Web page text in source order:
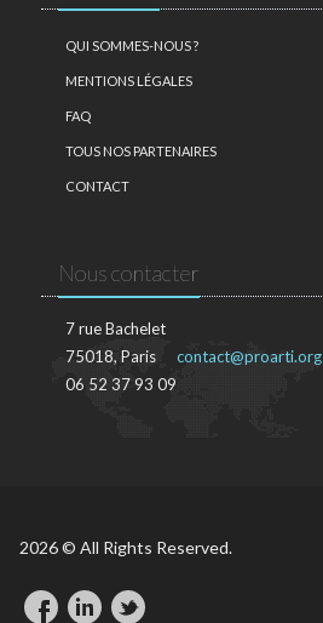
QUI SOMMES-NOUS ?
MENTIONS LÉGALES
FAQ
TOUS NOS PARTENAIRES
CONTACT
Nous contacter
7 rue Bachelet
75018, Paris
06 52 37 93 09
contact@proarti.org
2026 © All Rights Reserved.